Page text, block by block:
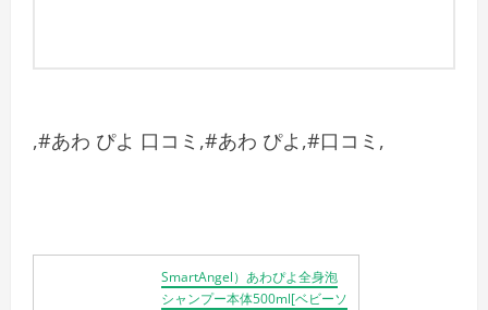
,#あわ ぴよ 口コミ,#あわ ぴよ,#口コミ,
SmartAngel）あわぴよ全身泡
シャンプー本体500ml[ベビーソ